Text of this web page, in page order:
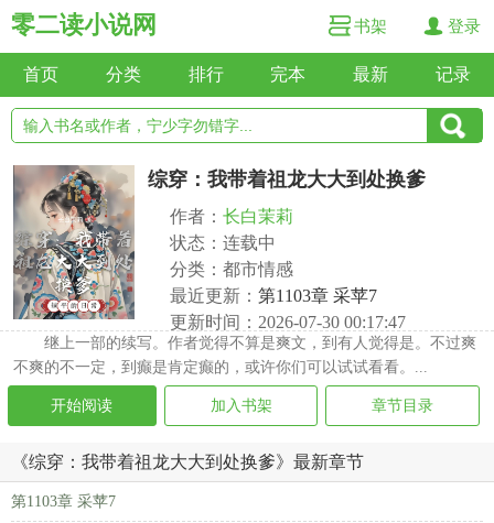
零二读小说网 书架 登录
首页 分类 排行 完本 最新 记录
综穿：我带着祖龙大大到处换爹
作者： 长白茉莉
状态：连载中
分类：都市情感
最近更新： 第1103章 采苹7
更新时间：2026-07-30 00:17:47
继上一部的续写。作者觉得不算是爽文，到有人觉得是。不过爽
不爽的不一定，到癫是肯定癫的，或许你们可以试试看看。...
开始阅读 加入书架 章节目录
《综穿：我带着祖龙大大到处换爹》最新章节
第1103章 采苹7